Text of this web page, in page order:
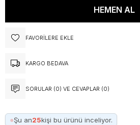
FAVORILERE EKLE
KARGO BEDAVA
SORULAR (0) VE CEVAPLAR (0)
●Şu an25kişi bu ürünü inceliyor.